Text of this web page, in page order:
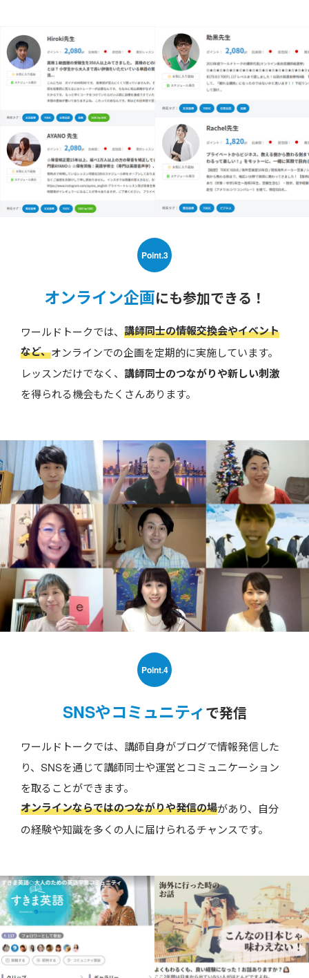
Point.3
オンライン企画にも参加できる！
ワールドトークでは、 講師同士の情報交換会やイベント
など、オンラインでの企画を定期的に実施しています。
レッスンだけでなく、 講師同士のつながりや新しい刺激
を得られる機会もたくさんあります。
Point.4
SNSやコミュニティで発信
ワールドトークでは、講師自身がブログで情報発信した
り、SNSを通じて講師同士や運営とコミュニケーション
を取ることができます。
オンラインならではのつながりや発信の場があり、自分
の経験や知識を多くの人に届けられるチャンスです。